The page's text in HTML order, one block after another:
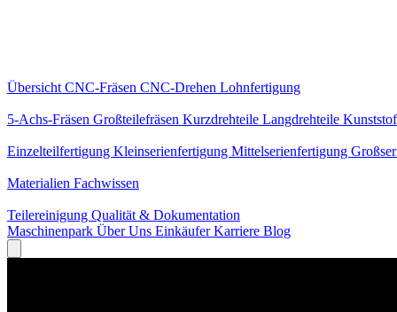
Übersicht CNC-Fräsen CNC-Drehen Lohnfertigung
5-Achs-Fräsen Großteilefräsen Kurzdrehteile Langdrehteile
Einzelteilfertigung Kleinserienfertigung Mittelserienfertigung
Materialien Fachwissen
Teilereinigung Qualität & Dokumentation
Maschinenpark Über Uns EinkäuferKarriere Blog